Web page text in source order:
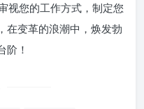
视您的工作方式，制定您
在变革的浪潮中，焕发勃
阶！